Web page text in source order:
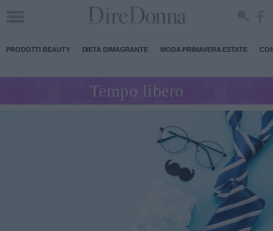
PRODOTTI BEAUTY DIETA DIMAGRANTE MODA PRIMAVERA ESTATE
Tempo libero